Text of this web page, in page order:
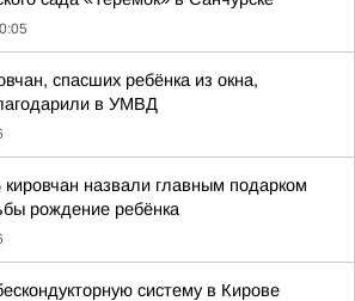
спасших ребёнка из окна,
в УМВД
кировчан назвали главным подарком
рождение ребёнка
систему в Кирове